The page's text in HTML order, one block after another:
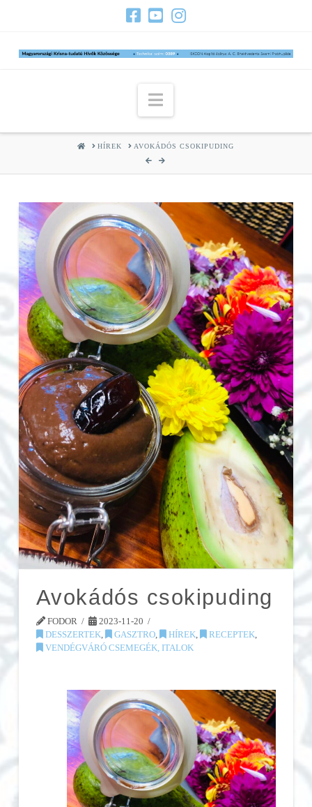
Navigation
HOMEHÍREK AVOKÁDÓS CSOKIPUDING
Avokádós csokipuding
FODOR
2023-11-20
DESSZERTEK, GASZTRO, HÍREK, RECEPTEK,
VENDÉGVÁRÓ CSEMEGÉK, ITALOK